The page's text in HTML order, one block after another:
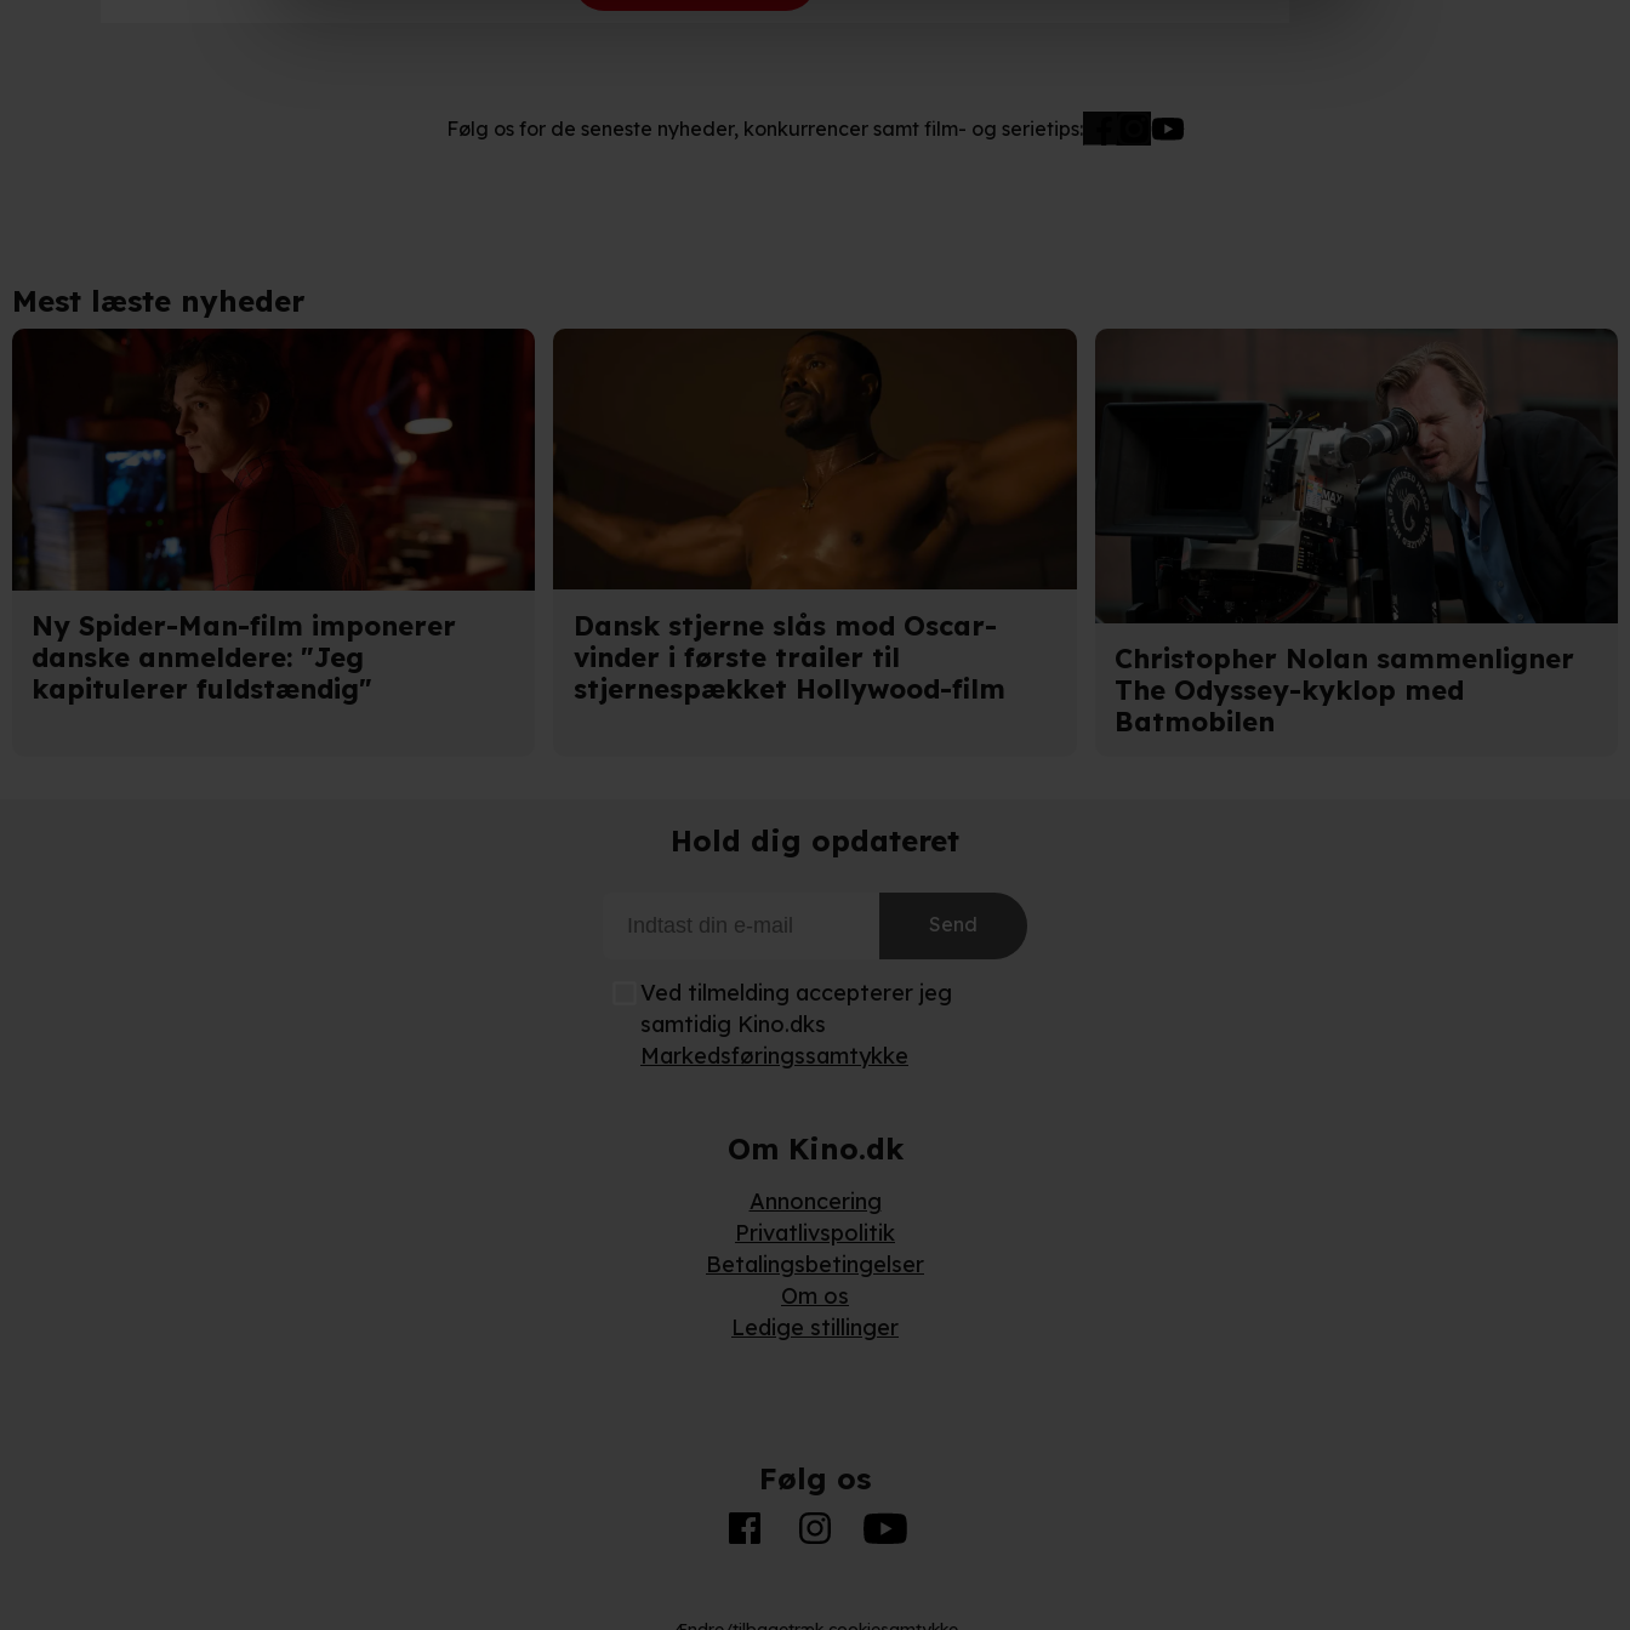
Identificere din enhed baseret på en scanning af dens unikke karakteristika (fingerprinting)
funktionalitet, generere statistik, huske dine præferencer og til markedsføring.
Når vi anvender cookies, behandler vi kortvarigt din IP-adresse. IP-adressen kan blive delt med vores partnere.
læse mere om vores brug af cookies og behandling af dine personoplysninger i både vores
Følg os for de seneste nyheder, konkurrencer samt film- og serietips:
Mest læste nyheder
Ny Spider-Man-film imponerer
danske anmeldere: "Jeg
kapitulerer fuldstændig"
Dansk stjerne slås mod Oscar-
vinder i første trailer til
stjernespækket Hollywood-film
Christopher Nolan sammenligner
The Odyssey-kyklop med
Batmobilen
Hold dig opdateret
Send
Ved tilmelding accepterer jeg
samtidig Kino.dks
Markedsføringssamtykke
Om Kino.dk
Annoncering
Privatlivspolitik
Betalingsbetingelser
Om os
Ledige stillinger
Følg os